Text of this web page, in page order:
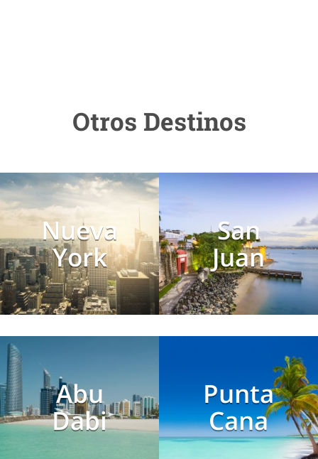
Otros Destinos
Nueva
York
San
Juan
Abu
Dabi
Punta
Cana